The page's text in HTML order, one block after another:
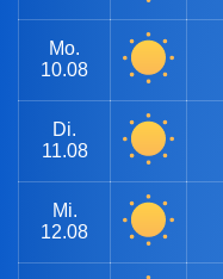
Mo.
10.08
Di.
11.08
Mi.
12.08